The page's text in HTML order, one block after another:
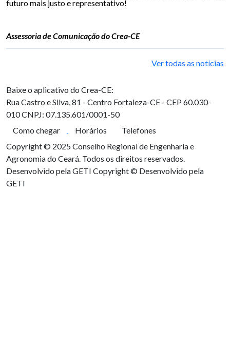
futuro mais justo e representativo!
Assessoria de Comunicação do Crea-CE
Ver todas as notícias
Baixe o aplicativo do Crea-CE:
Rua Castro e Silva, 81 - Centro Fortaleza-CE - CEP 60.030-
010CNPJ: 07.135.601/0001-50
Como chegar
Horários
Telefones
Copyright © 2025 Conselho Regional de Engenharia e
Agronomia do Ceará. Todos os direitos reservados.
Desenvolvido pela GETI Copyright © Desenvolvido pela
GETI